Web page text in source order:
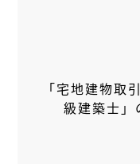
「宅地建物取
級建築士」